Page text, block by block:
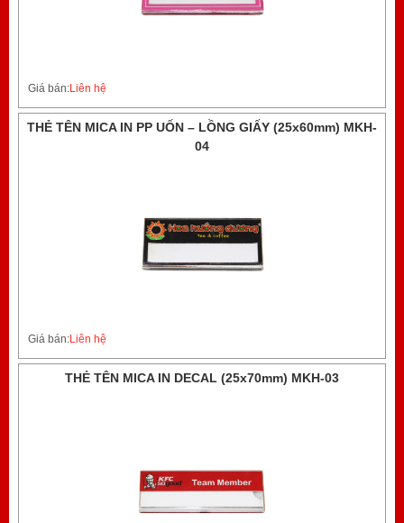
Giá bán:Liên hệ
THẺ TÊN MICA IN PP UỐN – LỒNG GIẤY (25x60mm) MKH-
04
Giá bán:Liên hệ
THẺ TÊN MICA IN DECAL (25x70mm) MKH-03